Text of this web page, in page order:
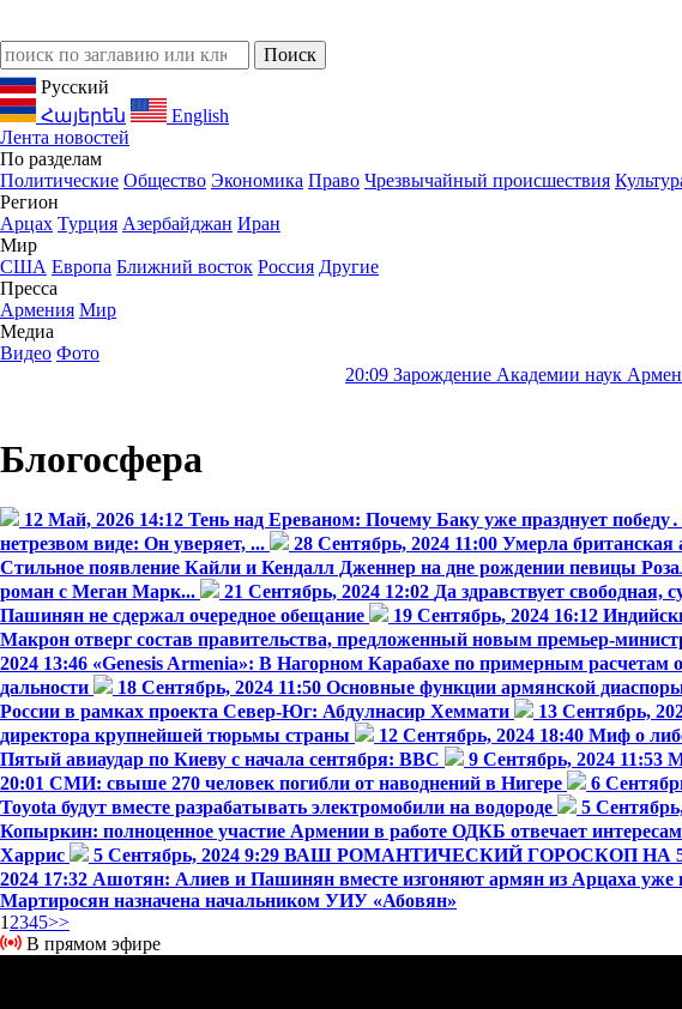
Русский
Հայերեն
English
Лента новостей
По разделам
Политические Общество Экономика Право Чрезвычайный происшествия
Регион
Арцах Турция Азербайджан Иран
Мир
США Европа Ближний восток Россия Другие
Пресса
Армения Мир
Медиа
Видео Фото
Зарождение Академии наук Армении: От
Блогосфера
12 Май, 2026 14:12 Тень над Ереваном: Почему Баку уже празднует
нетрезвом виде: Он уверяет, ...
28 Сентябрь, 2024 11:00 Умерла
Стильное появление Кайли и Кендалл Дженнер на дне рождении певицы
роман с Меган Марк...
21 Сентябрь, 2024 12:02 Да здравствует
Пашинян не сдержал очередное обещание
19 Сентябрь, 2024 16:12
Макрон отверг состав правительства, предложенный новым премьер-
2024 13:46 «Genesis Armenia»: В Нагорном Карабахе по примерным расчетам
дальности
18 Сентябрь, 2024 11:50 Основные функции армянской
России в рамках проекта Север-Юг: Абдулнасир Хеммати
13 Сентябрь,
директора крупнейшей тюрьмы страны
12 Сентябрь, 2024 18:40 Миф о
Пятый авиаудар по Киеву с начала сентября: BBC
9 Сентябрь, 2024 11:53
20:01 СМИ: свыше 270 человек погибли от наводнений в Нигере 6
Toyota будут вместе разрабатывать электромобили на водороде
5
Копыркин: полноценное участие Армении в работе ОДКБ отвечает
Харрис
5 Сентябрь, 2024 9:29 ВАШ РОМАНТИЧЕСКИЙ ГОРОСКОП НА
2024 17:32 Ашотян: Алиев и Пашинян вместе изгоняют армян из Арцаха уже
Мартиросян назначена начальником УИУ «Абовян»
1 2345>>
В прямом эфире